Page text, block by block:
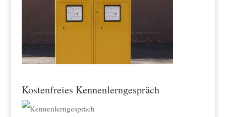
Kostenfreies Kennenlerngespräch